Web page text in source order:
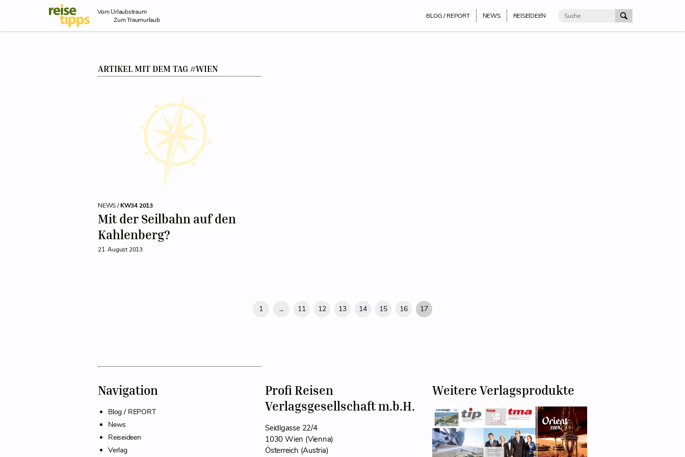
Skip to Content
Vom Urlaubstraum
Zum Traumurlaub
BLOG / REPORT NEWS REISEIDEEN
ARTIKEL MIT DEM TAG #WIEN
NEWS /KW34 2013
Mit der Seilbahn auf den
Kahlenberg?
21. August 2013
1 ... 11 12 13 14 15 16 17
Navigation
Blog / REPORT
News
Reiseideen
Verlag
Profi Reisen
Verlagsgesellschaft m.b.H.
Seidlgasse 22/4
1030 Wien (Vienna)
Österreich (Austria)
Weitere Verlagsprodukte